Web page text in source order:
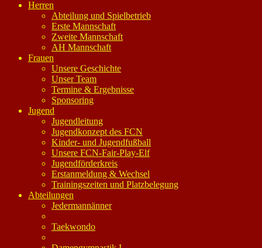
Herren
Abteilung und Spielbetrieb
Erste Mannschaft
Zweite Mannschaft
AH Mannschaft
Frauen
Unsere Geschichte
Unser Team
Termine & Ergebnisse
Sponsoring
Jugend
Jugendleitung
Jugendkonzept des FCN
Kinder- und Jugendfußball
Unsere FCN-Fair-Play-Elf
Jugendförderkreis
Erstanmeldung & Wechsel
Trainingszeiten und Platzbelegung
Abteilungen
Jedermannänner
Taekwondo